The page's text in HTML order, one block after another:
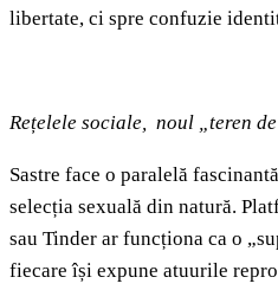
libertate, ci spre confuzie
Rețelele sociale, noul „teren
Sastre face o paralelă
selecția sexuală din natură.
sau Tinder ar funcționa ca o
fiecare își expune atuurile